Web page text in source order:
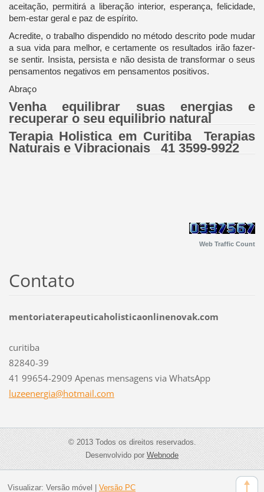
aceitação, permitirá a liberação interior, esperança, felicidade,
bem-estar geral e paz de espírito.
Acredite, o trabalho dispendido no método descrito pode mudar
a sua vida para melhor, e certamente os resultados irão fazer-
se sentir. Insista, persista e não desista de transformar o seus
pensamentos negativos em pensamentos positivos.
Abraço
Venha equilibrar suas energias e
recuperar o seu equilibrio natural
Terapia Holistica em Curitiba Terapias
Naturais e Vibracionais 41 3599-9922
Web Traffic Count
Contato
mentoriaterapeuticaholisticaonlinenovak.com
curitiba
82840-39
41 99654-2909 Apenas mensagens via WhatsApp
luzeenergia@hotmail.com
© 2013 Todos os direitos reservados.
Desenvolvido porWebnode
Visualizar: Versão móvel Versão PC